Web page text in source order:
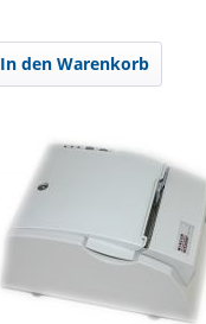
In den Warenkorb